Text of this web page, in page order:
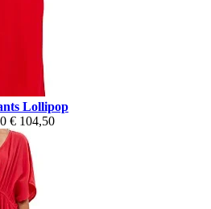
Lollipop
€ 104,50